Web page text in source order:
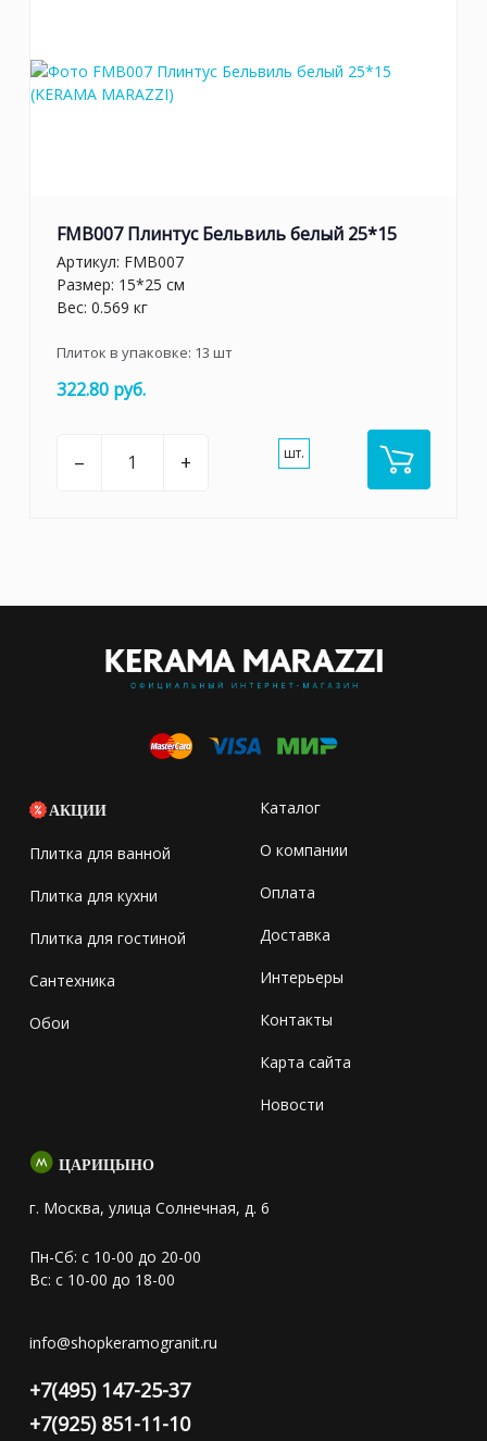
FMB007 Плинтус Бельвиль белый 25*15
Артикул: FMB007
Размер: 15*25 см
Вес: 0.569 кг
Плиток в упаковке: 13 шт
322.80 руб.
– + шт.
АКЦИИ
Плитка для ванной
Плитка для кухни
Плитка для гостиной
Сантехника
Обои
Каталог
О компании
Оплата
Доставка
Интерьеры
Контакты
Карта сайта
Новости
ЦАРИЦЫНО
г. Москва, улица Солнечная, д. 6
Пн-Сб: с 10-00 до 20-00
Вс: с 10-00 до 18-00
info@shopkeramogranit.ru
+7(495) 147-25-37
+7(925) 851-11-10